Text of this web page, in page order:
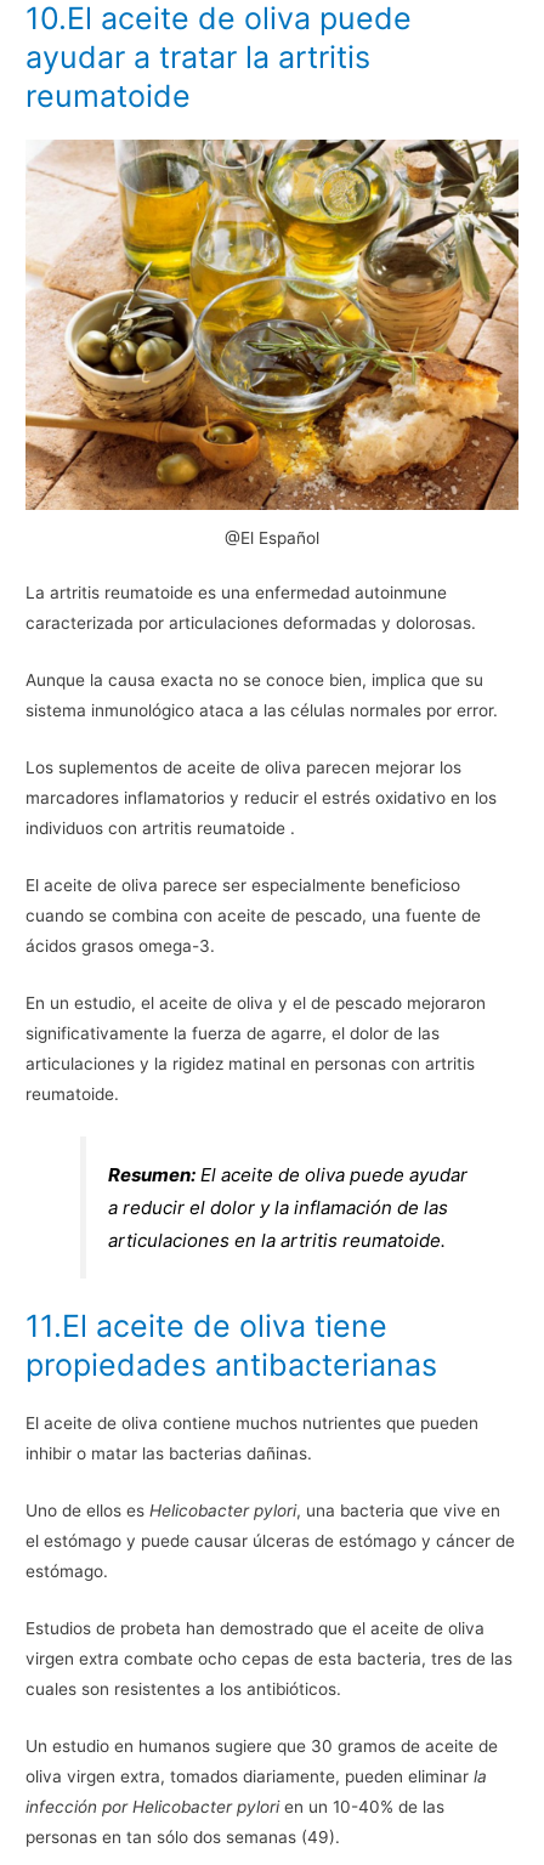
10.El aceite de oliva puede
ayudar a tratar la artritis
reumatoide
@El Español
La artritis reumatoide es una enfermedad autoinmune
caracterizada por articulaciones deformadas y dolorosas.
Aunque la causa exacta no se conoce bien, implica que su
sistema inmunológico ataca a las células normales por error.
Los suplementos de aceite de oliva parecen mejorar los
marcadores inflamatorios y reducir el estrés oxidativo en los
individuos con artritis reumatoide .
El aceite de oliva parece ser especialmente beneficioso
cuando se combina con aceite de pescado, una fuente de
ácidos grasos omega-3.
En un estudio, el aceite de oliva y el de pescado mejoraron
significativamente la fuerza de agarre, el dolor de las
articulaciones y la rigidez matinal en personas con artritis
reumatoide.
Resumen: El aceite de oliva puede ayudar
a reducir el dolor y la inflamación de las
articulaciones en la artritis reumatoide.
11.El aceite de oliva tiene
propiedades antibacterianas
El aceite de oliva contiene muchos nutrientes que pueden
inhibir o matar las bacterias dañinas.
Uno de ellos esHelicobacter pylori, una bacteria que vive en
el estómago y puede causar úlceras de estómago y cáncer de
estómago.
Estudios de probeta han demostrado que el aceite de oliva
virgen extra combate ocho cepas de esta bacteria, tres de las
cuales son resistentes a los antibióticos.
Un estudio en humanos sugiere que 30 gramos de aceite de
oliva virgen extra, tomados diariamente, pueden eliminarla
infección por Helicobacter pylorien un 10-40% de las
personas en tan sólo dos semanas (49).